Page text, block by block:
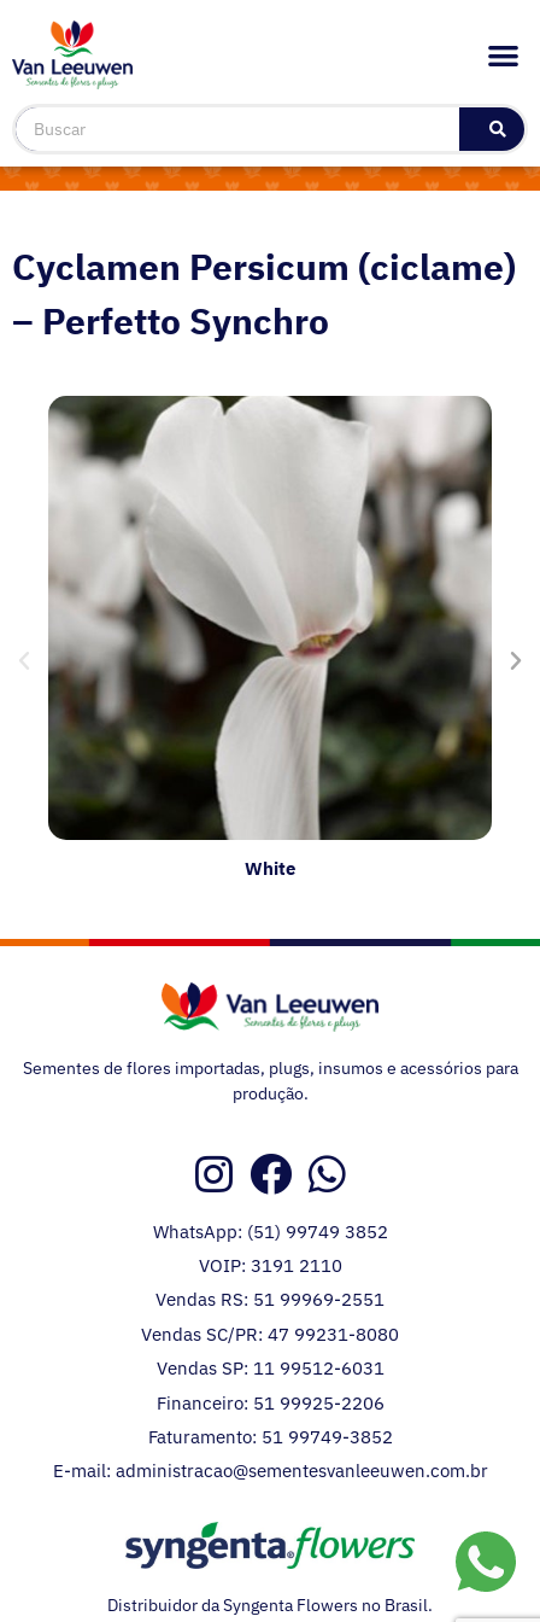
Cyclamen Persicum (ciclame)
– Perfetto Synchro
White
Sementes de flores importadas, plugs, insumos e acessórios para
produção.
WhatsApp: (51) 99749 3852
VOIP: 3191 2110
Vendas RS: 51 99969-2551
Vendas SC/PR: 47 99231-8080
Vendas SP: 11 99512-6031
Financeiro: 51 99925-2206
Faturamento: 51 99749-3852
E-mail: administracao@sementesvanleeuwen.com.br
Distribuidor da Syngenta Flowers no Brasil.